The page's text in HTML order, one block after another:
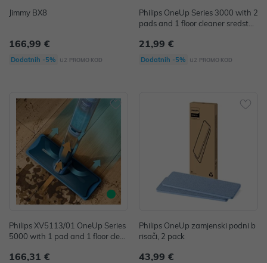
Jimmy BX8
166,99 €
Dodatnih -5% uz PROMO KOD
Philips OneUp Series 3000 with 2
pads and 1 floor cleaner sredstvo
21,99 €
Dodatnih -5% uz PROMO KOD
Philips XV5113/01 OneUp Series
5000 with 1 pad and 1 floor clea
166,31 €
Philips OneUp zamjenski podni b
risači, 2 pack
43,99 €